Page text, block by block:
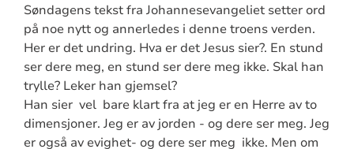
Søndagens tekst fra Johannesevangeliet setter ord
på noe nytt og annerledes i denne troens verden.
Her er det undring. Hva er det Jesus sier?. En stund
ser dere meg, en stund ser dere meg ikke. Skal han
trylle? Leker han gjemsel?
Han sier vel bare klart fra at jeg er en Herre av to
dimensjoner. Jeg er av jorden - og dere ser meg. Jeg
er også av evighet- og dere ser meg ikke. Men om